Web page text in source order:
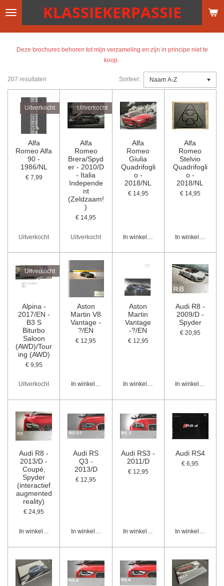
Ga
hoofdinhoud
KLASSIEKERPASSIE
Deze brochures behoren tot mijn verzameling en zijn in principe niet te
koop.
207 resultaten Sorteer:
Uitverkocht
Alfa
Romeo Alfa
90 -
1986/NL
€ 7,99
Uitverkocht
Uitverkocht
Alfa
Romeo
Brera/Spyd
er - 2010/D
- Italia
Independe
nt
(Zeldzaam!
)
€ 14,95
Uitverkocht
Alfa
Romeo
Giulia
Quadrifogli
o -
2018/NL
€ 14,95
In winkelwagen
Alfa
Romeo
Stelvio
Quadrifogli
o -
2018/NL
€ 14,95
In winkelwagen
Uitverkocht
Alpina -
2017/EN -
B3 S
Biturbo
Saloon
(AWD)/Tour
ing (AWD)
€ 9,95
Uitverkocht
Aston
Martin V8
Vantage -
?/EN
€ 12,95
In winkelwagen
Aston
Martin
Vantage
-?/EN
€ 12,95
In winkelwagen
Audi R8 -
2009/D -
Spyder
€ 20,95
In winkelwagen
Audi R8 -
2013/D -
Coupé,
Spyder
(interactief
augmented
reality)
€ 24,95
In winkelwagen
Audi RS
Q3 -
2013/D
€ 12,95
In winkelwagen
Audi RS3 -
2011/D
€ 12,95
In winkelwagen
Audi RS4
€ 6,95
In winkelwagen